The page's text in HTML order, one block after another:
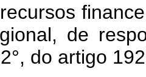
de
do artigo